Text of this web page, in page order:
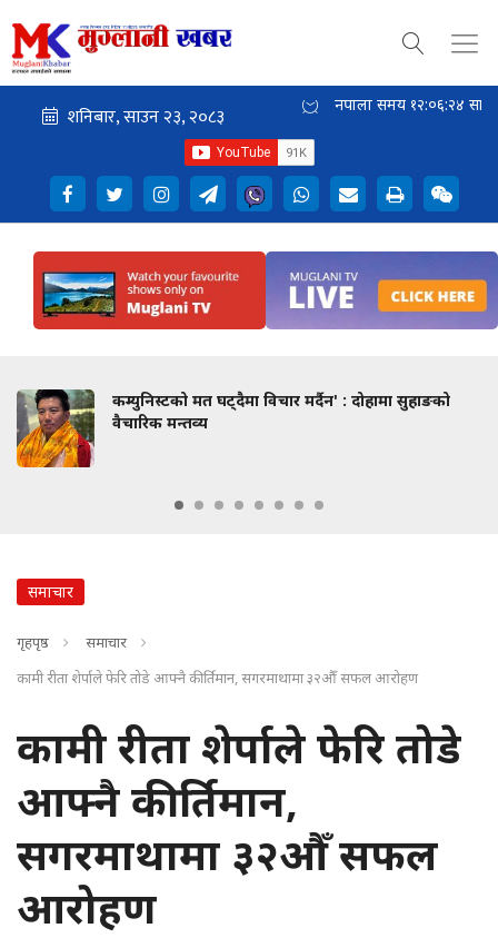
नेपाली समय १२:०६:२५ साँझ
कम्युनिस्टको मत घट्दैमा विचार मर्दैन' : दोहामा सुहाङको
वैचारिक मन्तव्य
समाचार
गृहपृष्ठ
समाचार
कामी रीता शेर्पाले फेरि तोडे आफ्नै कीर्तिमान, सगरमाथामा ३२औँ सफल आरोहण
कामी रीता शेर्पाले फेरि तोडे
आफ्नै कीर्तिमान,
सगरमाथामा ३२औँ सफल
आरोहण